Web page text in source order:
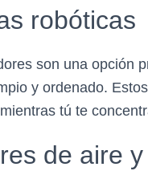
robóticas
son una opción
y ordenado.
tú te
de aire